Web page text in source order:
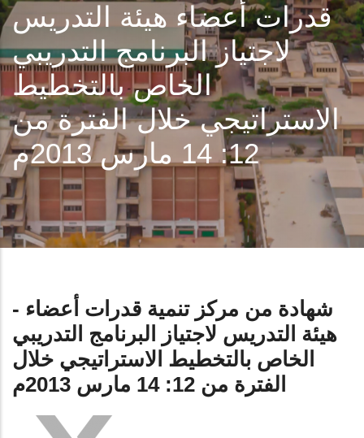
قدرات أعضاء هيئة التدريس
لاجتياز البرنامج التدريبي
الخاص بالتخطيط
الاستراتيجي خلال الفترة من
12: 14 مارس 2013م
- شهادة من مركز تنمية قدرات أعضاء
هيئة التدريس لاجتياز البرنامج التدريبي
الخاص بالتخطيط الاستراتيجي خلال
الفترة من 12: 14 مارس 2013م